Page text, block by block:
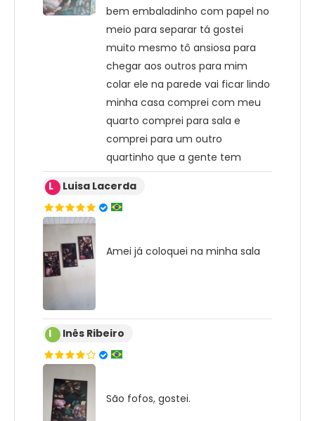
bem embaladinho com papel no
meio para separar tá gostei
muito mesmo tô ansiosa para
chegar aos outros para mim
colar ele na parede vai ficar lindo
minha casa comprei com meu
quarto comprei para sala e
comprei para um outro
quartinho que a gente tem
L Luisa Lacerda
Amei já coloquei na minha sala
I Inês Ribeiro
São fofos, gostei.